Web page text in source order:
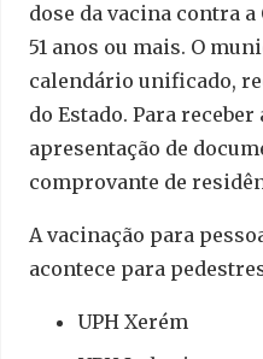
dose da vacina contra a
51 anos ou mais. O
calendário unificado,
do Estado. Para
apresentação de
comprovante de
A vacinação para
acontece para
UPH Xerém